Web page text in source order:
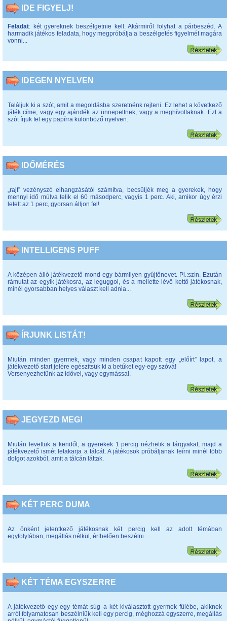
IDE FIGYELJ!
Feladat: két gyereknek beszélgetnie kell. Akármiről folyhat a párbeszéd. A
harmadik játékos feladata, hogy megpróbálja a beszélgetés figyelmét magára
vonni...
IDEGEN NYELVEN
Találjuk ki a szót, amit a megoldásba szeretnénk rejteni. Ez lehet a következő
játék címe, vagy egy ajándék az ünnepeltnek, vagy a meghívottaknak. Ezt a
szót írjuk fel egy papírra különböző nyelven.
IDŐMÉRÉS
„rajt” vezényszó elhangzásától számítva, becsüljék meg a gyerekek, hogy
mennyi idő múlva telik el 60 másodperc, vagyis 1 perc. Aki, amikor úgy érzi
letelt az 1 perc, gyorsan álljon fel!
INTELLIGENS PUFF
A középen álló játékvezető mond egy bármilyen gyűjtőnevet. Pl.:szín. Ezután
rámutat az egyik játékosra, az leguggol, és a mellette lévő kettő játékosnak,
minél gyorsabban helyes választ kell adnia...
ÍRJUNK LISTÁT!
Miután minden gyermek, vagy minden csapat kapott egy „előírt” lapot, a
játékvezető start jelére egészítsük ki a betűket egy-egy szóvá!
Versenyezhetünk az idővel, vagy egymással.
JEGYEZD MEG!
Miután levettük a kendőt, a gyerekek 1 percig nézhetik a tárgyakat, majd a
játékvezető ismét letakarja a tálcát. A játékosok próbáljanak leírni minél több
dolgot azokból, amit a tálcán láttak.
KÉT PERC DUMA
Az önként jelentkező játékosnak két percig kell az adott témában
egyfolytában, megállás nélkül, érthetően beszélni...
KÉT TÉMA EGYSZERRE
A játékvezető egy-egy témát súg a két kiválasztott gyermek fülébe, akiknek
arról folyamatosan beszélniük kell egy percig, méghozzá egyszerre, megállás